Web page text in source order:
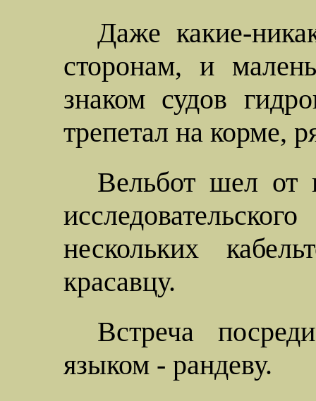
Даже какие-
сторонам, и
знаком судов
трепетал на корме,
Вельбот шел от
нескольких
красавцу.
Встреча
языком - рандеву.